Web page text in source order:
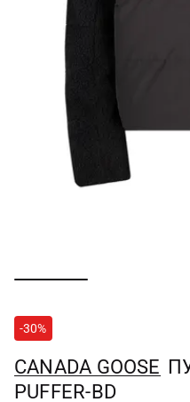
-30%
CANADA GOOSE
PUFFER-BD